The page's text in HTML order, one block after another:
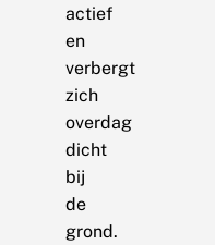
actief
en
verbergt
zich
overdag
dicht
bij
de
grond.